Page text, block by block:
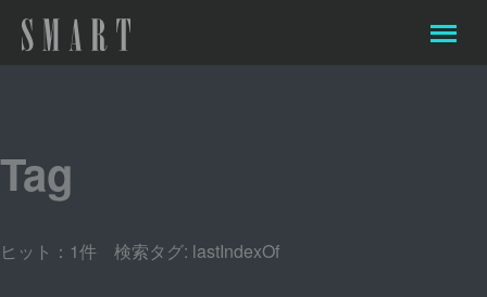
Tag
ヒット：1件 検索タグ: lastIndexOf